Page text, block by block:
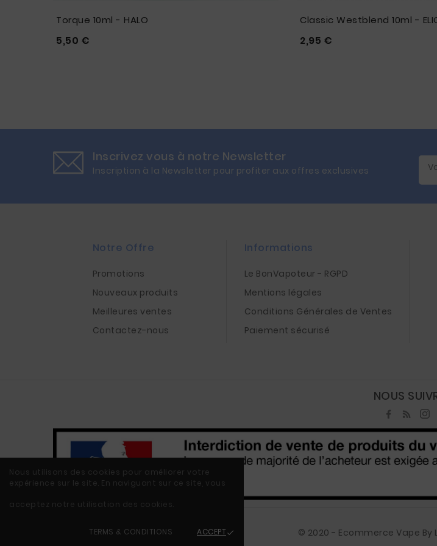
Nous utilisons des cookies pour améliorer votre
expérience sur le site. En naviguant sur ce site, vous
acceptez notre utilisation des cookies.
TERMS & CONDITIONS ACCEPT
Torque 10ml - HALO
 
5,50 €
Classic Westblend 10ml -
 
2,95 €
Inscrivez vous à notre Newsletter
Inscription à la Newsletter pour profiter aux offres exclusives
Notre Offre
Promotions
Nouveaux produits
Meilleures ventes
Contactez-nous
Informations
Le BonVapoteur - RGPD
Mentions légales
Conditions Générales de Ventes
Paiement sécurisé
NOUS
© 2020 - Ecommerce Vape